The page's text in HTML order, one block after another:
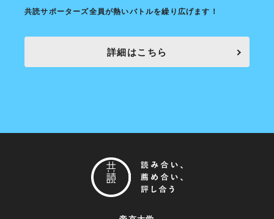
共読サポーターズ全員が熱いバトルを繰り広げます！
詳細はこちら